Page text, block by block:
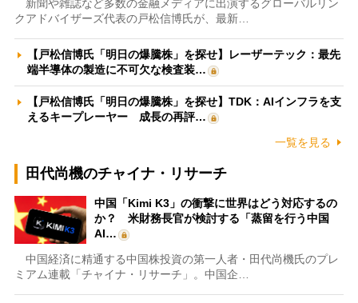
新聞や雑誌など多数の金融メディアに出演するグローバルリン
クアドバイザーズ代表の戸松信博氏が、最新…
【戸松信博氏「明日の爆騰株」を探せ】レーザーテック：最先
端半導体の製造に不可欠な検査装…
【戸松信博氏「明日の爆騰株」を探せ】TDK：AIインフラを支
えるキープレーヤー 成長の再評…
一覧を見る
田代尚機のチャイナ・リサーチ
中国「Kimi K3」の衝撃に世界はどう対応するの
か？ 米財務長官が検討する「蒸留を行う中国
AI…
中国経済に精通する中国株投資の第一人者・田代尚機氏のプレ
ミアム連載「チャイナ・リサーチ」。中国企…